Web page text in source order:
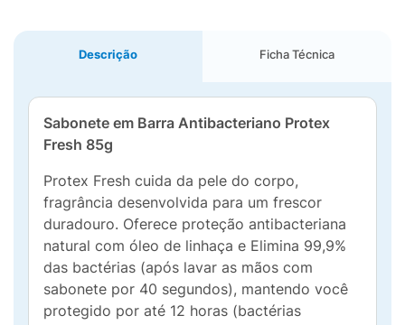
Descrição Ficha Técnica
Sabonete em Barra Antibacteriano Protex
Fresh 85g
Protex Fresh cuida da pele do corpo,
fragrância desenvolvida para um frescor
duradouro. Oferece proteção antibacteriana
natural com óleo de linhaça e Elimina 99,9%
das bactérias (após lavar as mãos com
sabonete por 40 segundos), mantendo você
protegido por até 12 horas (bactérias